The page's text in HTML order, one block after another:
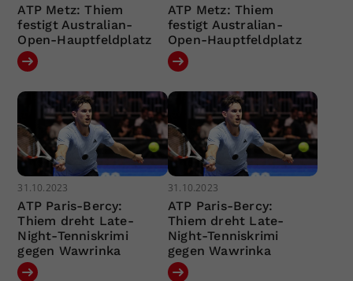
ATP Metz: Thiem
festigt Australian-
Open-Hauptfeldplatz
ATP Metz: Thiem
festigt Australian-
Open-Hauptfeldplatz
31.10.2023
ATP Paris-Bercy:
Thiem dreht Late-
Night-Tenniskrimi
gegen Wawrinka
31.10.2023
ATP Paris-Bercy:
Thiem dreht Late-
Night-Tenniskrimi
gegen Wawrinka